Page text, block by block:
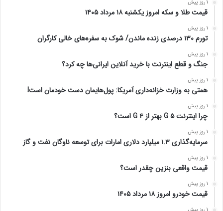
1 روز پیش
پیام مهم بورس به بازارهای رقیب | بازار سرمایه وارد مرحله‌ای جدید از
رشد می‌شود؟
1 روز پیش
قیمت دلار و یورو امروز یکشنبه ۱۸ مرداد ۱۴۰۵
1 روز پیش
قیمت طلا و سکه امروز یکشنبه ۱۸ مرداد ۱۴۰۵
1 روز پیش
تورم ۱۳۰ درصدی زنده ماندن/ شوک به سفره‌های خالی کارگران
1 روز پیش
جنگ و قطع اینترنت با خرید آنلاین ایرانی‌ها چه کرد؟
1 روز پیش
همتی به وزارت خزانه‌داری آمریکا: پول‌هایمان دست خودمان است!
1 روز پیش
چرا اینترنت ۵ G بهتر از ۴ G است؟
1 روز پیش
سرمایه‌گذاری ۱.۳ میلیارد دلاری امارات برای توسعه ناوگان نفت و گاز